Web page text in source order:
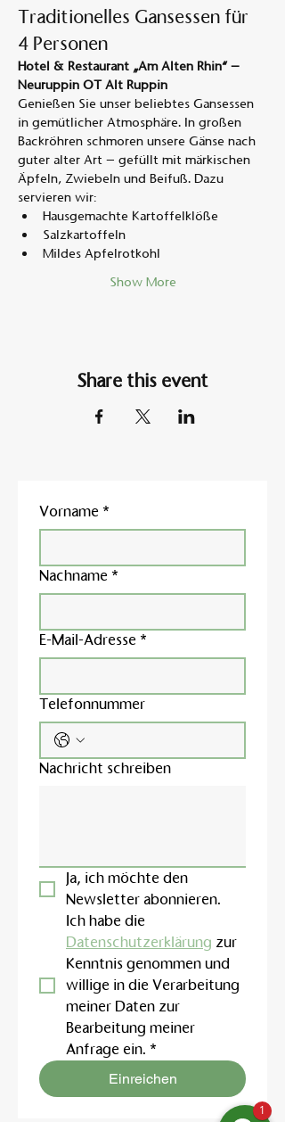
Traditionelles Gansessen für
4 Personen
Hotel & Restaurant „Am Alten Rhin“ –
Neuruppin OT Alt Ruppin
Genießen Sie unser beliebtes Gansessen
in gemütlicher Atmosphäre. In großen
Backröhren schmoren unsere Gänse nach
guter alter Art – gefüllt mit märkischen
Äpfeln, Zwiebeln und Beifuß. Dazu
servieren wir:
Hausgemachte Kartoffelklöße
Salzkartoffeln
Mildes Apfelrotkohl
Show More
Share this event
Vorname *
Nachname *
E-Mail-Adresse *
Telefonnummer
Nachricht schreiben
Ja, ich möchte den
Newsletter abonnieren.
Datenschutzerklärung zur
Kenntnis genommen und
willige in die Verarbeitung
meiner Daten zur
Bearbeitung meiner
Anfrage ein. *
Einreichen
1